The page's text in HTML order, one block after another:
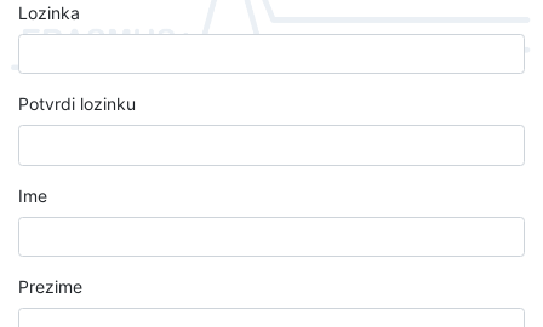
Lozinka
Potvrdi lozinku
Ime
Prezime